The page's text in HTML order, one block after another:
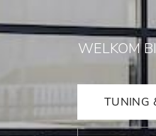
WELKOM
TUNING